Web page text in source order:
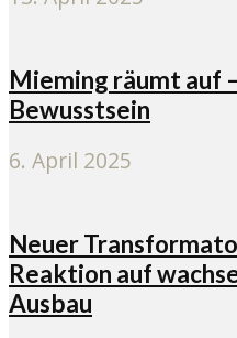
Mieming räumt auf
Bewusstsein
6. April 2025
Neuer
Reaktion auf
Ausbau